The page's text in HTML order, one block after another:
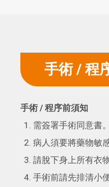
手術 / 程
手術 / 程序前須知
需簽署手術同意書。
病人須要將藥物敏
請脫下身上所有衣
手術前請先排清小便